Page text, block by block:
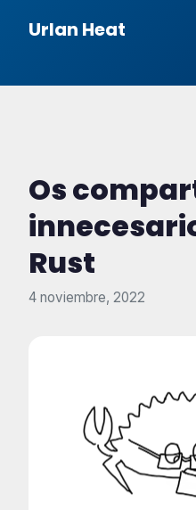
Urlan Heat
Os
Rust
4 noviembre, 2022